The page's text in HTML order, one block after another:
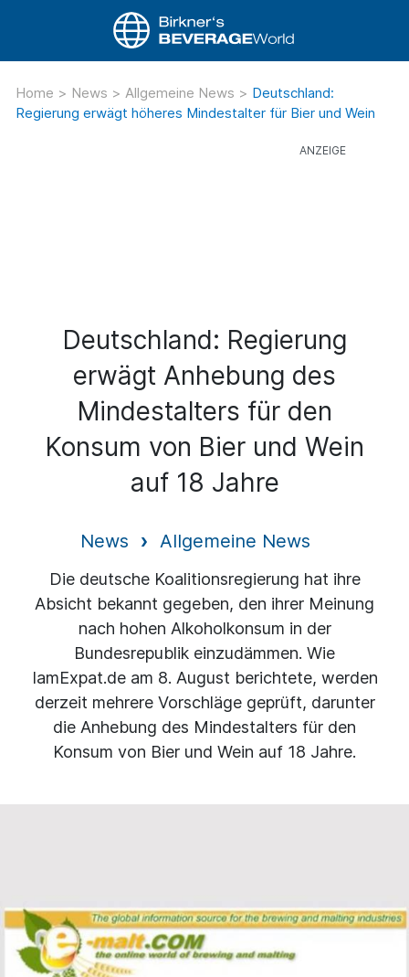
Home > News > Allgemeine News > Deutschland:
Regierung erwägt höheres Mindestalter für Bier und Wein
Deutschland: Regierung
erwägt Anhebung des
Mindestalters für den
Konsum von Bier und Wein
auf 18 Jahre
News Allgemeine News
Die deutsche Koalitionsregierung hat ihre
Absicht bekannt gegeben, den ihrer Meinung
nach hohen Alkoholkonsum in der
Bundesrepublik einzudämmen. Wie
IamExpat.de am 8. August berichtete, werden
derzeit mehrere Vorschläge geprüft, darunter
die Anhebung des Mindestalters für den
Konsum von Bier und Wein auf 18 Jahre.